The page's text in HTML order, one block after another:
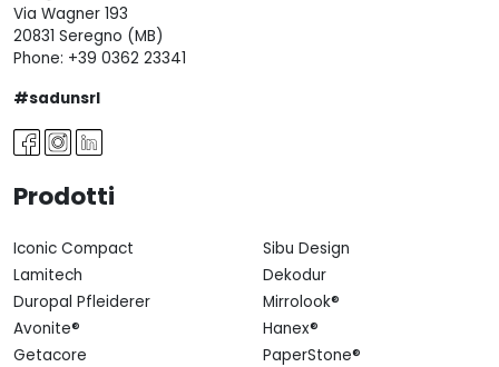
Via Wagner 193
20831 Seregno (MB)
Phone: +39 0362 23341
#sadunsrl
Prodotti
Iconic Compact
Sibu Design
Lamitech
Dekodur
Duropal Pfleiderer
Mirrolook®
Avonite®
Hanex®
Getacore
PaperStone®